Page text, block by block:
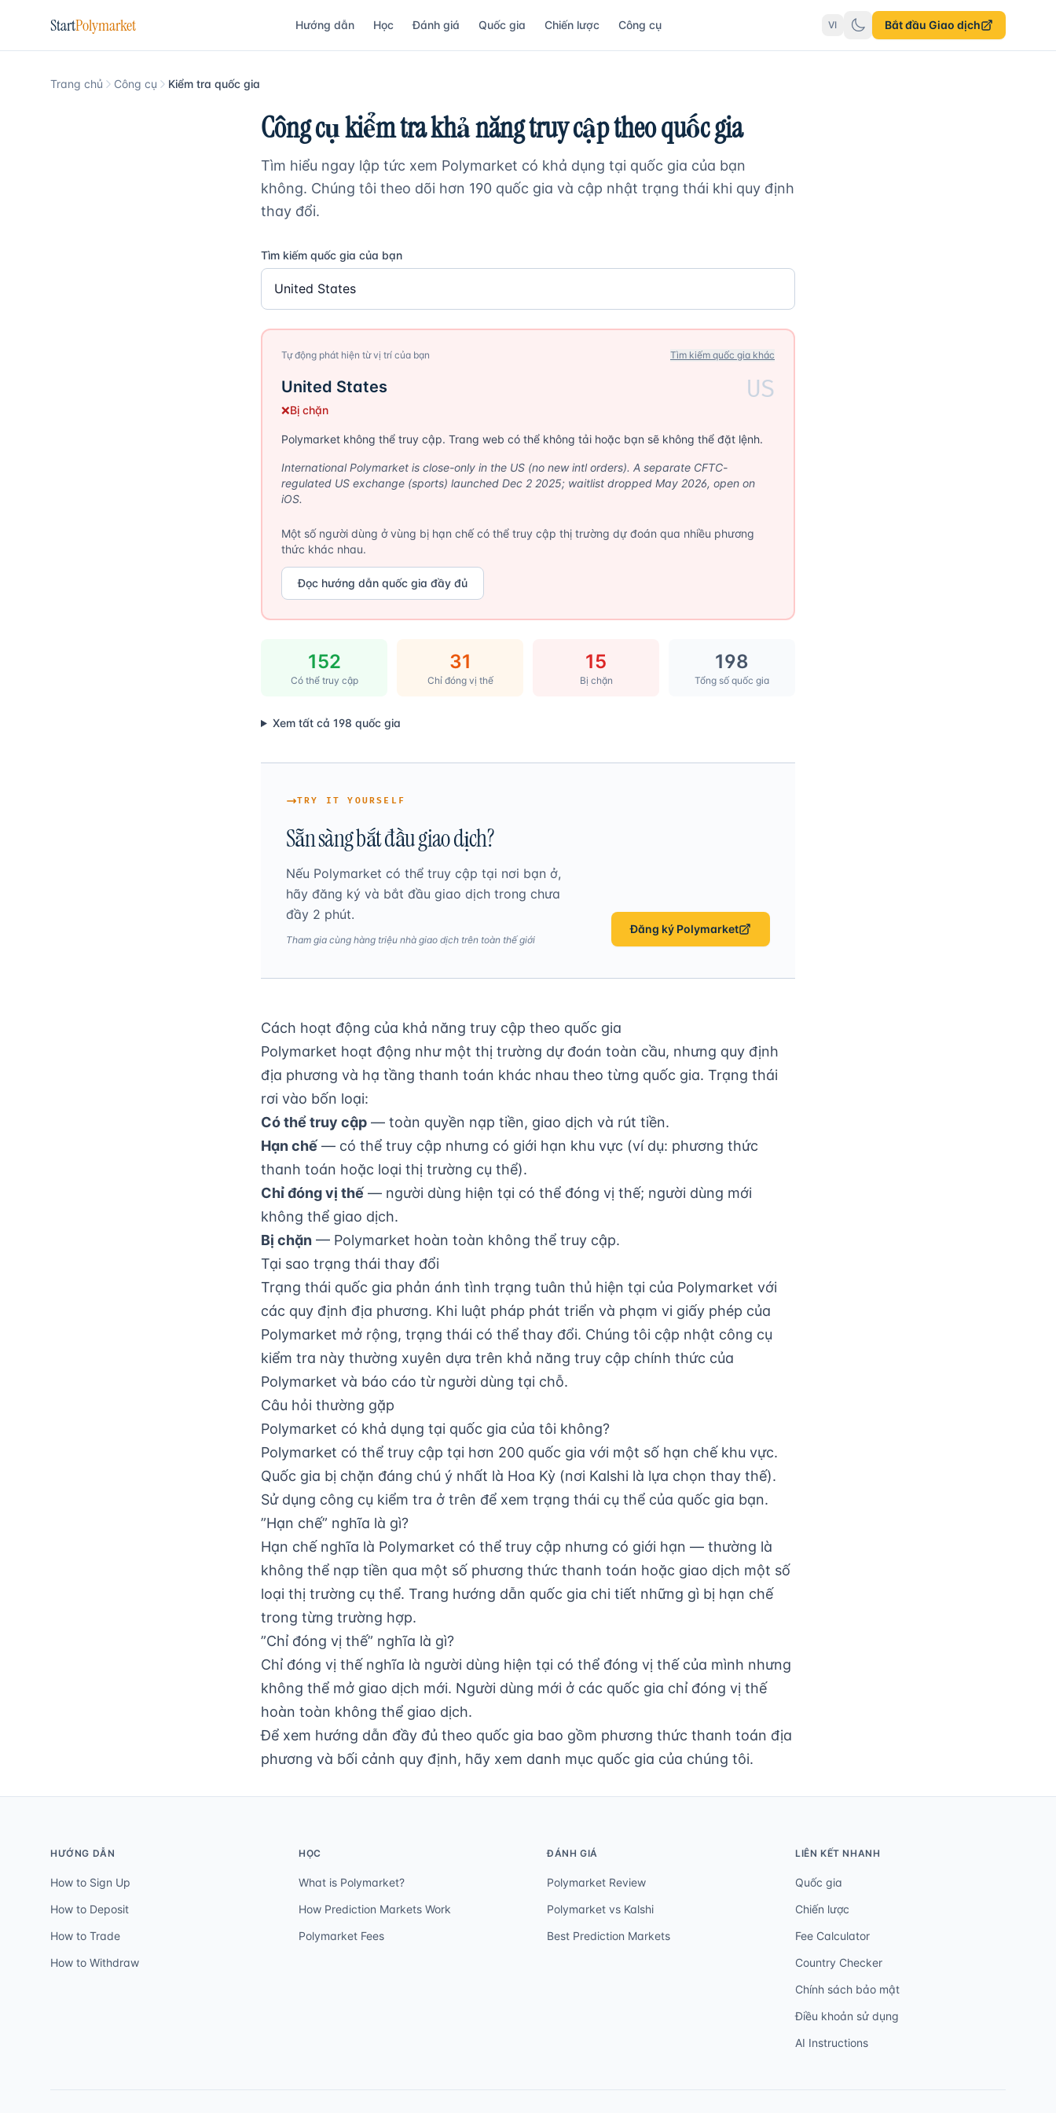
StartPolymarket Hướng dẫn Học Đánh giá Quốc gia Chiến lược Công cụ VI Bắt đầu Giao dịch
Trang chủ Công cụ Kiểm tra quốc gia
Công cụ kiểm tra khả năng truy cập theo quốc gia
Tìm hiểu ngay lập tức xem Polymarket có khả dụng tại quốc gia của bạn
không. Chúng tôi theo dõi hơn 190 quốc gia và cập nhật trạng thái khi quy định
thay đổi.
Tìm kiếm quốc gia của bạn
Tự động phát hiện từ vị trí của bạn Tìm kiếm quốc gia khác
United States
❌Bị chặn
US
Polymarket không thể truy cập. Trang web có thể không tải hoặc bạn sẽ không thể đặt lệnh.
International Polymarket is close-only in the US (no new intl orders). A separate CFTC-
regulated US exchange (sports) launched Dec 2 2025; waitlist dropped May 2026, open on
iOS.
Một số người dùng ở vùng bị hạn chế có thể truy cập thị trường dự đoán qua nhiều phương
thức khác nhau.
Đọc hướng dẫn quốc gia đầy đủ
152
Có thể truy cập
31
Chỉ đóng vị thế
15
Bị chặn
198
Tổng số quốc gia
Xem tất cả 198 quốc gia
TRY IT YOURSELF
Sẵn sàng bắt đầu giao dịch?
Nếu Polymarket có thể truy cập tại nơi bạn ở,
hãy đăng ký và bắt đầu giao dịch trong chưa
đầy 2 phút.
Tham gia cùng hàng triệu nhà giao dịch trên toàn thế giới
Đăng ký Polymarket
Cách hoạt động của khả năng truy cập theo quốc gia
Polymarket hoạt động như một thị trường dự đoán toàn cầu, nhưng quy định
địa phương và hạ tầng thanh toán khác nhau theo từng quốc gia. Trạng thái
rơi vào bốn loại:
Có thể truy cập — toàn quyền nạp tiền, giao dịch và rút tiền.
Hạn chế — có thể truy cập nhưng có giới hạn khu vực (ví dụ: phương thức
thanh toán hoặc loại thị trường cụ thể).
Chỉ đóng vị thế — người dùng hiện tại có thể đóng vị thế; người dùng mới
không thể giao dịch.
Bị chặn — Polymarket hoàn toàn không thể truy cập.
Tại sao trạng thái thay đổi
Trạng thái quốc gia phản ánh tình trạng tuân thủ hiện tại của Polymarket với
các quy định địa phương. Khi luật pháp phát triển và phạm vi giấy phép của
Polymarket mở rộng, trạng thái có thể thay đổi. Chúng tôi cập nhật công cụ
kiểm tra này thường xuyên dựa trên khả năng truy cập chính thức của
Polymarket và báo cáo từ người dùng tại chỗ.
Câu hỏi thường gặp
Polymarket có khả dụng tại quốc gia của tôi không?
Polymarket có thể truy cập tại hơn 200 quốc gia với một số hạn chế khu vực.
Quốc gia bị chặn đáng chú ý nhất là Hoa Kỳ (nơi Kalshi là lựa chọn thay thế).
Sử dụng công cụ kiểm tra ở trên để xem trạng thái cụ thể của quốc gia bạn.
”Hạn chế” nghĩa là gì?
Hạn chế nghĩa là Polymarket có thể truy cập nhưng có giới hạn — thường là
không thể nạp tiền qua một số phương thức thanh toán hoặc giao dịch một số
loại thị trường cụ thể. Trang hướng dẫn quốc gia chi tiết những gì bị hạn chế
trong từng trường hợp.
”Chỉ đóng vị thế” nghĩa là gì?
Chỉ đóng vị thế nghĩa là người dùng hiện tại có thể đóng vị thế của mình nhưng
không thể mở giao dịch mới. Người dùng mới ở các quốc gia chỉ đóng vị thế
hoàn toàn không thể giao dịch.
Để xem hướng dẫn đầy đủ theo quốc gia bao gồm phương thức thanh toán địa
phương và bối cảnh quy định, hãy xem danh mục quốc gia của chúng tôi.
HƯỚNG DẪN
How to Sign Up
How to Deposit
How to Trade
How to Withdraw
HỌC
What is Polymarket?
How Prediction Markets Work
Polymarket Fees
ĐÁNH GIÁ
Polymarket Review
Polymarket vs Kalshi
Best Prediction Markets
LIÊN KẾT NHANH
Quốc gia
Chiến lược
Fee Calculator
Country Checker
Chính sách bảo mật
Điều khoản sử dụng
AI Instructions